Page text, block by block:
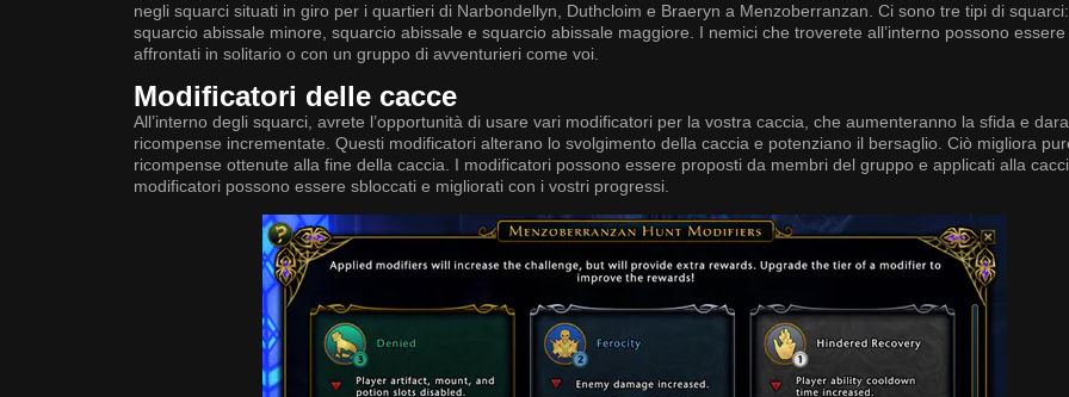
negli squarci situati in giro per i quartieri di Narbondellyn, Duthcloim e Braeryn a Menzoberranzan. Ci sono tre tipi di squarci:
squarcio abissale minore, squarcio abissale e squarcio abissale maggiore. I nemici che troverete all’interno possono essere
affrontati in solitario o con un gruppo di avventurieri come voi.
Modificatori delle cacce
All’interno degli squarci, avrete l’opportunità di usare vari modificatori per la vostra caccia, che aumenteranno la sfida e
ricompense incrementate. Questi modificatori alterano lo svolgimento della caccia e potenziano il bersaglio. Ciò migliora
ricompense ottenute alla fine della caccia. I modificatori possono essere proposti da membri del gruppo e applicati alla
modificatori possono essere sbloccati e migliorati con i vostri progressi.